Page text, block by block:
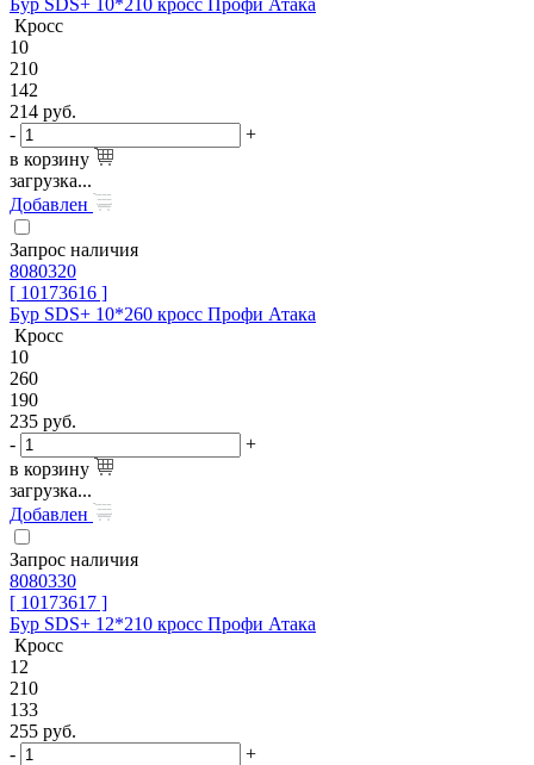
Кросс
10
210
142
214 руб.
-
+
в корзину
загрузка...
Добавлен
Запрос наличия
8080320
[ 10173616 ]
Бур SDS+ 10*260 кросс Профи Атака
Кросс
10
260
190
235 руб.
-
+
в корзину
загрузка...
Добавлен
Запрос наличия
8080330
[ 10173617 ]
Бур SDS+ 12*210 кросс Профи Атака
Кросс
12
210
133
255 руб.
-
+